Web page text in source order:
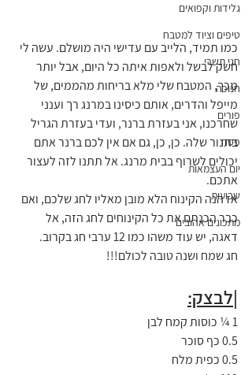
גלידות וקפואים
טיפים וציוד למטבח
חגי תשרי
חנוכה
פורים
פסח
יום העצמאות
שבועות
מתכונים אהובים
כמו תמיד, הלייב עם עדישי היה מושלם. עשה לי
חשק לבשל ולאפות איתה כל היום, אבל יותר
מכך, המטבח שלי מלא בריחות מהממים, של
מייפל והדרים, אותם כיסינו במרנג רך וענני
שחרכנו, אני בעזרת ברנר, ועדי בעזרת הגריל
בתנור שלה. כן, כן, גם אם אין לכם ברנר אתם
יכולים לשרוף בבית מרנג. אל תתנו לזה לעצור
אתכם.
אז הנה הקינוח הלא מובן מאליו לחג שלכם, ואם
כבר הכנתם את כל הקינוחים לחג הזה, אל
דאגה, יש עוד משהו כמו 12 ערבי חג בקרוב.
חג שמח ושנה טובה לכולם!!!
|לבצק:
1 ¼ כוסות קמח לבן
0.5 כף סוכר
0.5 כפית מלח